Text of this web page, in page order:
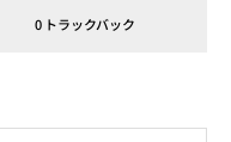
0 トラックバック